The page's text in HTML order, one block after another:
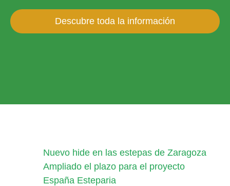
Descubre toda la información
Nuevo hide en las estepas de Zaragoza
Ampliado el plazo para el proyecto
España Esteparia